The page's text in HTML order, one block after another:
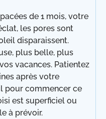
de 1 mois, votre
les pores sont
disparaissent.
plus belle, plus
vacances. Patientez
après votre
pour commencer ce
est superficiel ou
à prévoir.